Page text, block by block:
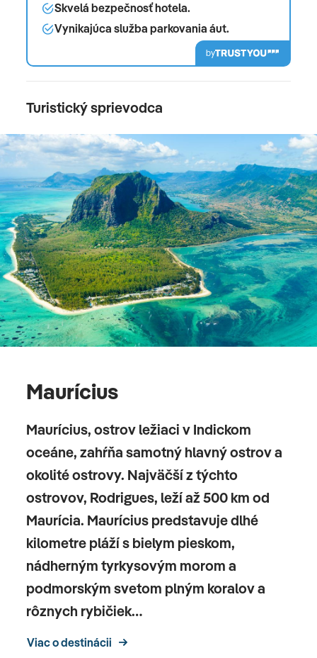
Skvelá bezpečnosť hotela.
Vynikajúca služba parkovania áut.
by
Turistický sprievodca
Maurícius
Maurícius, ostrov ležiaci v Indickom
oceáne, zahŕňa samotný hlavný ostrov a
okolité ostrovy. Najväčší z týchto
ostrovov, Rodrigues, leží až 500 km od
Maurícia. Maurícius predstavuje dlhé
kilometre pláží s bielym pieskom,
nádherným tyrkysovým morom a
podmorským svetom plným koralov a
rôznych rybičiek…
Viac o destinácii